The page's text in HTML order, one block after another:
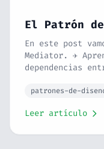
El Patrón
En este post
Mediator. ✈️
dependencias
de control y un
patrones-de-
Leer artículo